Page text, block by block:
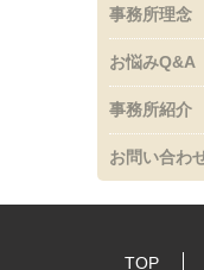
事務所理念
お悩みQ&A
事務所紹介
お問い合わ
TOP